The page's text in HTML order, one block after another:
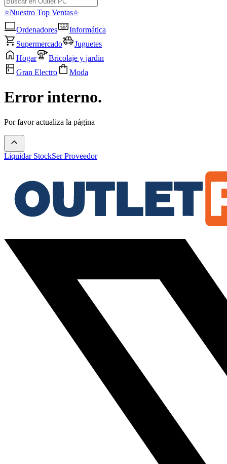
⭐Nuestro Top Ventas⭐
Ordenadores
Informática
Supermercado
Juguetes
Hogar
Bricolaje y jardin
Gran Electro
Moda
Error interno.
Por favor actualiza la página
Liquidar StockSer Proveedor